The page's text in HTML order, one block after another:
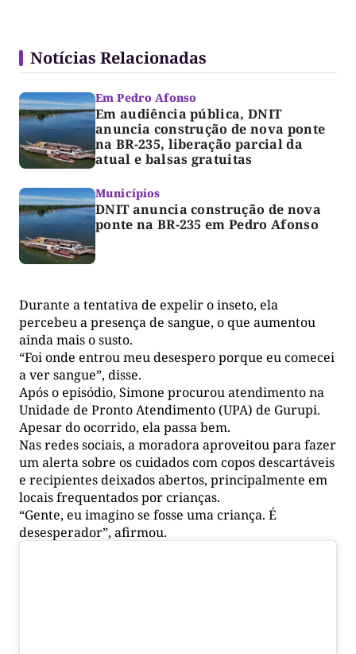
Notícias Relacionadas
Em Pedro Afonso
Em audiência pública, DNIT
anuncia construção de nova ponte
na BR-235, liberação parcial da
atual e balsas gratuitas
Municípios
DNIT anuncia construção de nova
ponte na BR-235 em Pedro Afonso
Durante a tentativa de expelir o inseto, ela
percebeu a presença de sangue, o que aumentou
ainda mais o susto.
“Foi onde entrou meu desespero porque eu comecei
a ver sangue”, disse.
Após o episódio, Simone procurou atendimento na
Unidade de Pronto Atendimento (UPA) de Gurupi.
Apesar do ocorrido, ela passa bem.
Nas redes sociais, a moradora aproveitou para fazer
um alerta sobre os cuidados com copos descartáveis
e recipientes deixados abertos, principalmente em
locais frequentados por crianças.
“Gente, eu imagino se fosse uma criança. É
desesperador”, afirmou.